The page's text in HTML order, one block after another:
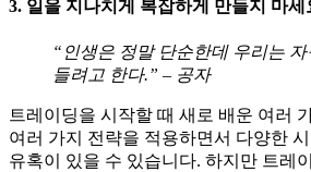
3. 일을 지나치게 복잡하게 만들지 마세
“인생은 정말 단순한데 우리는
들려고 한다.” – 공자
트레이딩을 시작할 때 새로 배운 여러
여러 가지 전략을 적용하면서 다양한
유혹이 있을 수 있습니다. 하지만 트레